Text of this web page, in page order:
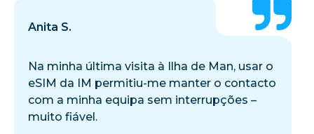
Anita S.
Na minha última visita à Ilha de Man, usar o
eSIM da IM permitiu-me manter o contacto
com a minha equipa sem interrupções –
muito fiável.